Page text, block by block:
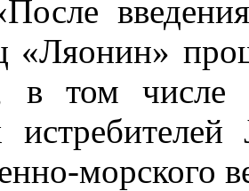
«Ляонин»
в том числе
морского